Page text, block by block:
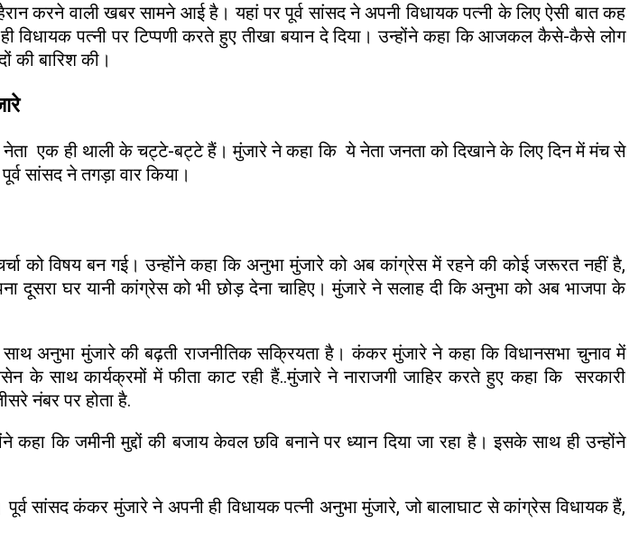
करने वाली खबर सामने आई है। यहां पर पूर्व सांसद ने अपनी विधायक पत्नी के लिए ऐसी बात कह
विधायक पत्नी पर टिप्पणी करते हुए तीखा बयान दे दिया। उन्होंने कहा कि आजकल कैसे-कैसे लोग
की बारिश की।
नेता एक ही थाली के चट्टे-बट्टे हैं। मुंजारे ने कहा कि ये नेता जनता को दिखाने के लिए दिन में मंच से
सांसद ने तगड़ा वार किया।
को विषय बन गई। उन्होंने कहा कि अनुभा मुंजारे को अब कांग्रेस में रहने की कोई जरूरत नहीं है,
दूसरा घर यानी कांग्रेस को भी छोड़ देना चाहिए। मुंजारे ने सलाह दी कि अनुभा को अब भाजपा के
अनुभा मुंजारे की बढ़ती राजनीतिक सक्रियता है। कंकर मुंजारे ने कहा कि विधानसभा चुनाव में
के साथ कार्यक्रमों में फीता काट रही हैं..मुंजारे ने नाराजगी जाहिर करते हुए कहा कि सरकारी
नंबर पर होता है.
कि जमीनी मुद्दों की बजाय केवल छवि बनाने पर ध्यान दिया जा रहा है। इसके साथ ही उन्होंने
पूर्व सांसद कंकर मुंजारे ने अपनी ही विधायक पत्नी अनुभा मुंजारे, जो बालाघाट से कांग्रेस विधायक हैं,